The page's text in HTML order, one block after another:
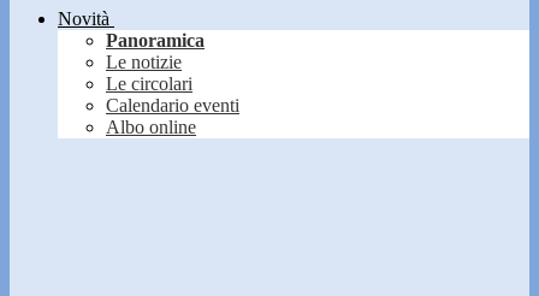
Novità
Panoramica
Le notizie
Le circolari
Calendario eventi
Albo online